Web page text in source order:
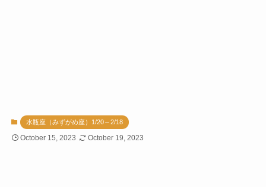
水瓶座（みずがめ座）1/20～2/18
October 15, 2023 October 19, 2023